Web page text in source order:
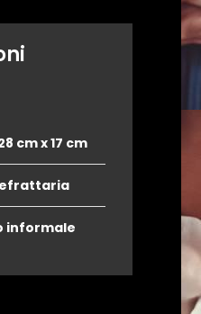
cm x 17 cm
informale